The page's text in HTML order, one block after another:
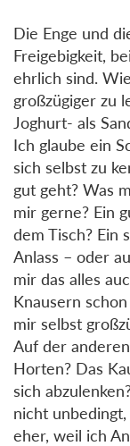
Die Enge und
Freigebigkeit,
ehrlich sind.
großzügiger zu
Joghurt- als
Ich glaube ein
sich selbst zu
gut geht? Was
mir gerne? Ein
dem Tisch? Ein
Anlass – oder
mir das alles
Knausern
mir selbst
Auf der
Horten? Das
sich
nicht
eher, weil ich